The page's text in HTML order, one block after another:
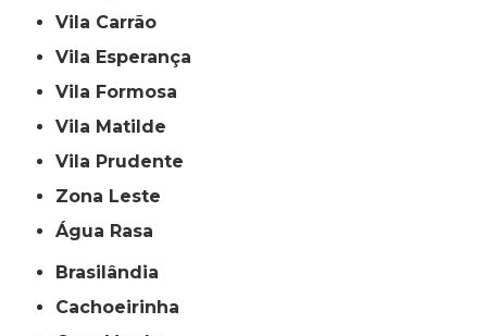
Vila Carrão
Vila Esperança
Vila Formosa
Vila Matilde
Vila Prudente
Zona Leste
Água Rasa
Brasilândia
Cachoeirinha